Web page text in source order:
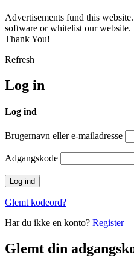
Advertisements fund this
software or whitelist our website.
Thank You!
Refresh
Log in
Log ind
Brugernavn eller e-mailadresse
Adgangskode
Glemt kodeord?
Har du ikke en konto? Register
Glemt din